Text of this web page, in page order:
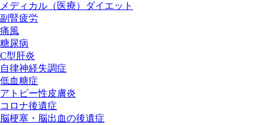
メディカル（医療）ダイエット
副腎疲労
痛風
糖尿病
C型肝炎
自律神経失調症
低血糖症
アトピー性皮膚炎
コロナ後遺症
脳梗塞・脳出血の後遺症